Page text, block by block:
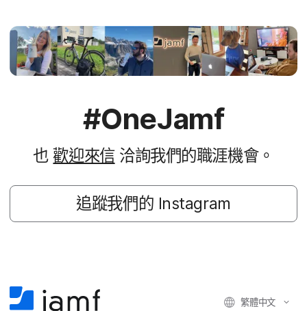
#OneJamf
也 歡迎來​信 洽詢​我們​的​職涯​機會。
追蹤​我們​的 Instagram
繁體​中文